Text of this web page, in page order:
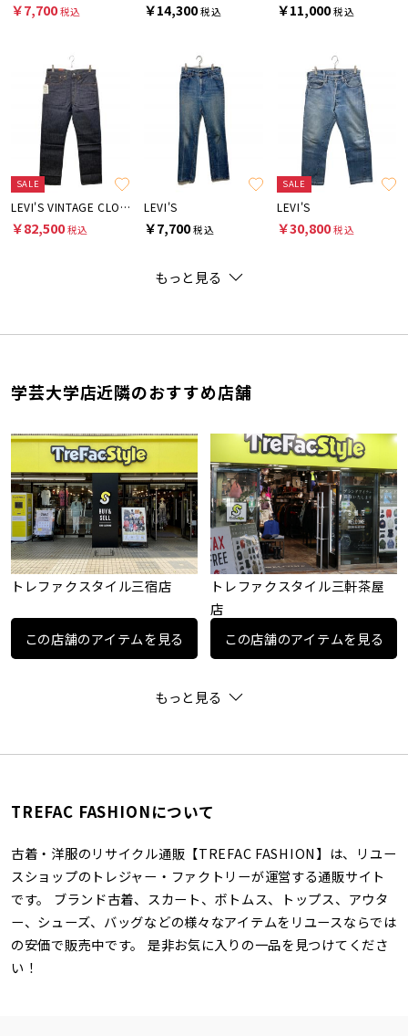
￥7,700税込 ￥14,300税込 ￥11,000税込
SALE
LEVI'S VINTAGE CLOTHING
￥82,500税込
LEVI'S
￥7,700税込
SALE
LEVI'S
￥30,800税込
もっと見る
学芸大学店近隣のおすすめ店舗
トレファクスタイル三宿店
この店舗のアイテムを見る
トレファクスタイル三軒茶屋
店
この店舗のアイテムを見る
もっと見る
TREFAC FASHIONについて
古着・洋服のリサイクル通販【TREFAC FASHION】は、リユー
スショップのトレジャー・ファクトリーが運営する通販サイト
です。 ブランド古着、スカート、ボトムス、トップス、アウタ
ー、シューズ、バッグなどの様々なアイテムをリユースならでは
の安価で販売中です。 是非お気に入りの一品を見つけてくださ
い！